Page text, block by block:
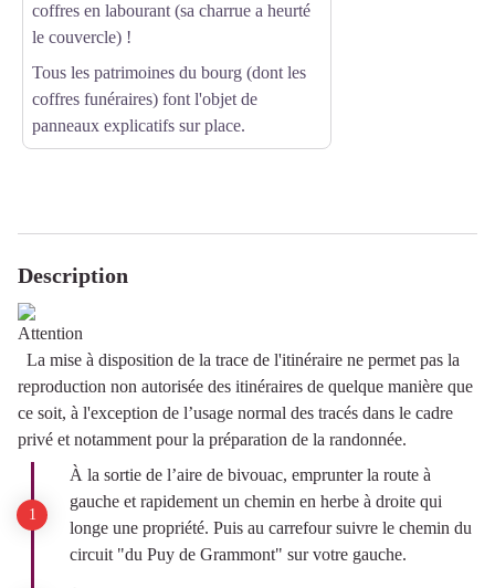
coffres en labourant (sa charrue a heurté
le couvercle) !
Tous les patrimoines du bourg (dont les
coffres funéraires) font l'objet de
panneaux explicatifs sur place.
Description
La mise à disposition de la trace de l'itinéraire ne permet pas la
reproduction non autorisée des itinéraires de quelque manière que
ce soit, à l'exception de l’usage normal des tracés dans le cadre
privé et notamment pour la préparation de la randonnée.
À la sortie de l’aire de bivouac, emprunter la route à
gauche et rapidement un chemin en herbe à droite qui
longe une propriété. Puis au carrefour suivre le chemin du
circuit "du Puy de Grammont" sur votre gauche.